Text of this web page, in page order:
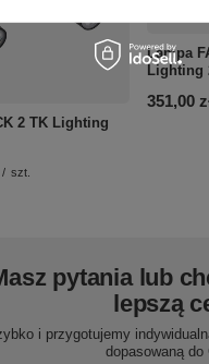
2 TK Lighting
/ szt.
Lampa
Lighting
351,00
pytania lub
lepszą
i przygotujemy
dopasowaną do